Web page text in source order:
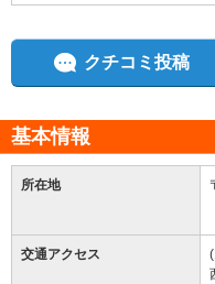
クチコミ投稿
基本情報
所在地
交通アクセス